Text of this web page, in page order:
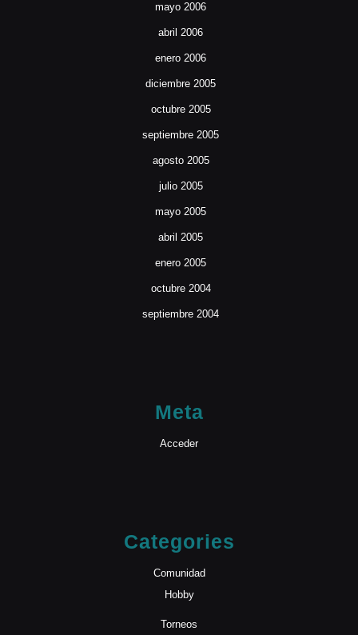
mayo 2006
abril 2006
enero 2006
diciembre 2005
octubre 2005
septiembre 2005
agosto 2005
julio 2005
mayo 2005
abril 2005
enero 2005
octubre 2004
septiembre 2004
Meta
Acceder
Categories
Comunidad
Hobby
Torneos